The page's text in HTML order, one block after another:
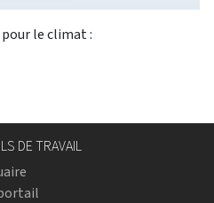
le climat :
DE TRAVAIL